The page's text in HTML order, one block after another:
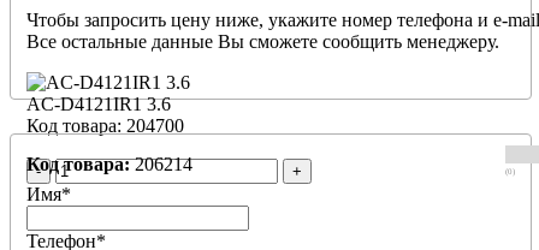
DC или PoE (802.3af), потребление до 3Вт, -40…+60°C,
размеры Ø102мм x 56мм, IP66, подходит для уличного
Чтобы запросить цену ниже, укажите номер телефона и e-
Все остальные данные Вы сможете сообщить менеджеру.
AC-D4121IR1 3.6
Код товара: 204700
- +
Имя*
Телефон*
Код товара: 206214 (0)